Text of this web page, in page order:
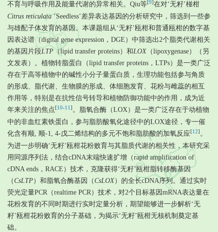
不育与呼吸作用及能量代谢的异常相关。Qiu等[9]在对‘无籽’椪柑
Citrus reticulata‘Seedless’差异表达基因的分析研究中，筛选到一些参
与雄配子体发育的基因。本课题组从‘无籽’瓯柑和普通瓯柑的数字基
因表达谱（digital gene expression，DGE）中筛选出2个脂类代谢相关
的基因片段LTP （lipid transfer proteins）和 LOX （lipoxygenase）（另
文发表）。植物转脂蛋白（lipid transfer proteins，LTPs）是一类广泛
存在于高等植物中的碱性小分子量蛋白质，生理功能包括参与角质
的形成、脂代谢、生物膜的形成、体细胞发育、花粉与雌蕊的相互
作用等，特别是在抗性信号转导和植物防御功能中的作用，成为近
年来关注的焦点[10-11 ] 。脂氧合酶（LOX）是一类广泛存在于动植物
中的非血红素铁蛋白，参与脂肪酸氧化途径中的LOX途径，专一催
化含有顺, 顺-1, 4-戊二烯结构的多元不饱和脂肪酸的加氧反应[12] 。
为进一步明确‘无籽’瓯柑花粉败育与其脂质代谢的相关性，本研究采
用同源序列法，结合cDNA末端快速扩增（rapid amplification of
cDNA ends，RACE）技术，克隆获得‘无籽’瓯柑脂转移酶基因
（CsLTP）和脂氧合酶基因（CsLOX）的全长cDNA序列。通过实时
荧光定量PCR（realtime PCR）技术，对2个目标基因mRNA表达量在
花粉发育的不同时期进行实时定量分析，期望能够进一步解析‘无
籽’瓯柑花粉败育的分子基础，为揭示‘无籽’瓯柑无核机制奠定基
础。